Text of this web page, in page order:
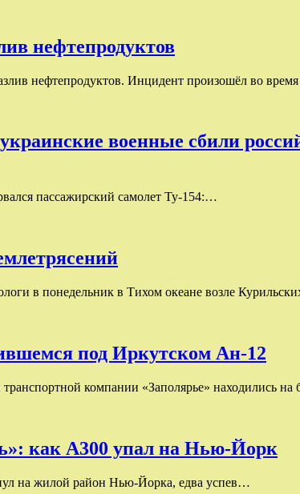
нефтепродуктов
нефтепродуктов. Инцидент произошёл во
военные сбили
пассажирский самолет Ту-154:…
в понедельник в Тихом океане возле
под Иркутском Ан-12
компании «Заполярье» находились
как А300 упал на Нью-Йорк
на жилой район Нью-Йорка, едва успев…